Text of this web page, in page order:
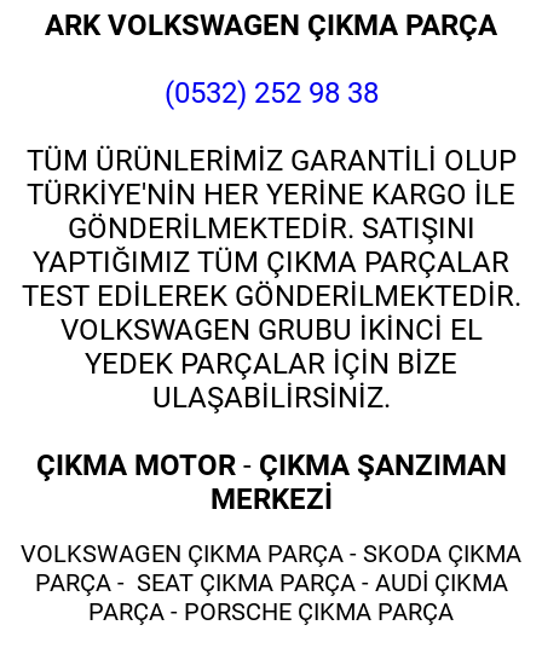
ARK VOLKSWAGEN ÇIKMA PARÇA
(0532) 252 98 38
TÜM ÜRÜNLERİMİZ GARANTİLİ OLUP
TÜRKİYE'NİN HER YERİNE KARGO İLE
GÖNDERİLMEKTEDİR. SATIŞINI
YAPTIĞIMIZ TÜM ÇIKMA PARÇALAR
TEST EDİLEREK GÖNDERİLMEKTEDİR.
VOLKSWAGEN GRUBU İKİNCİ EL
YEDEK PARÇALAR İÇİN BİZE
ULAŞABİLİRSİNİZ.
ÇIKMA MOTOR- ÇIKMA ŞANZIMAN
MERKEZİ
VOLKSWAGEN ÇIKMA PARÇA - SKODA ÇIKMA
PARÇA - SEAT ÇIKMA PARÇA - AUDİ ÇIKMA
PARÇA - PORSCHE ÇIKMA PARÇA